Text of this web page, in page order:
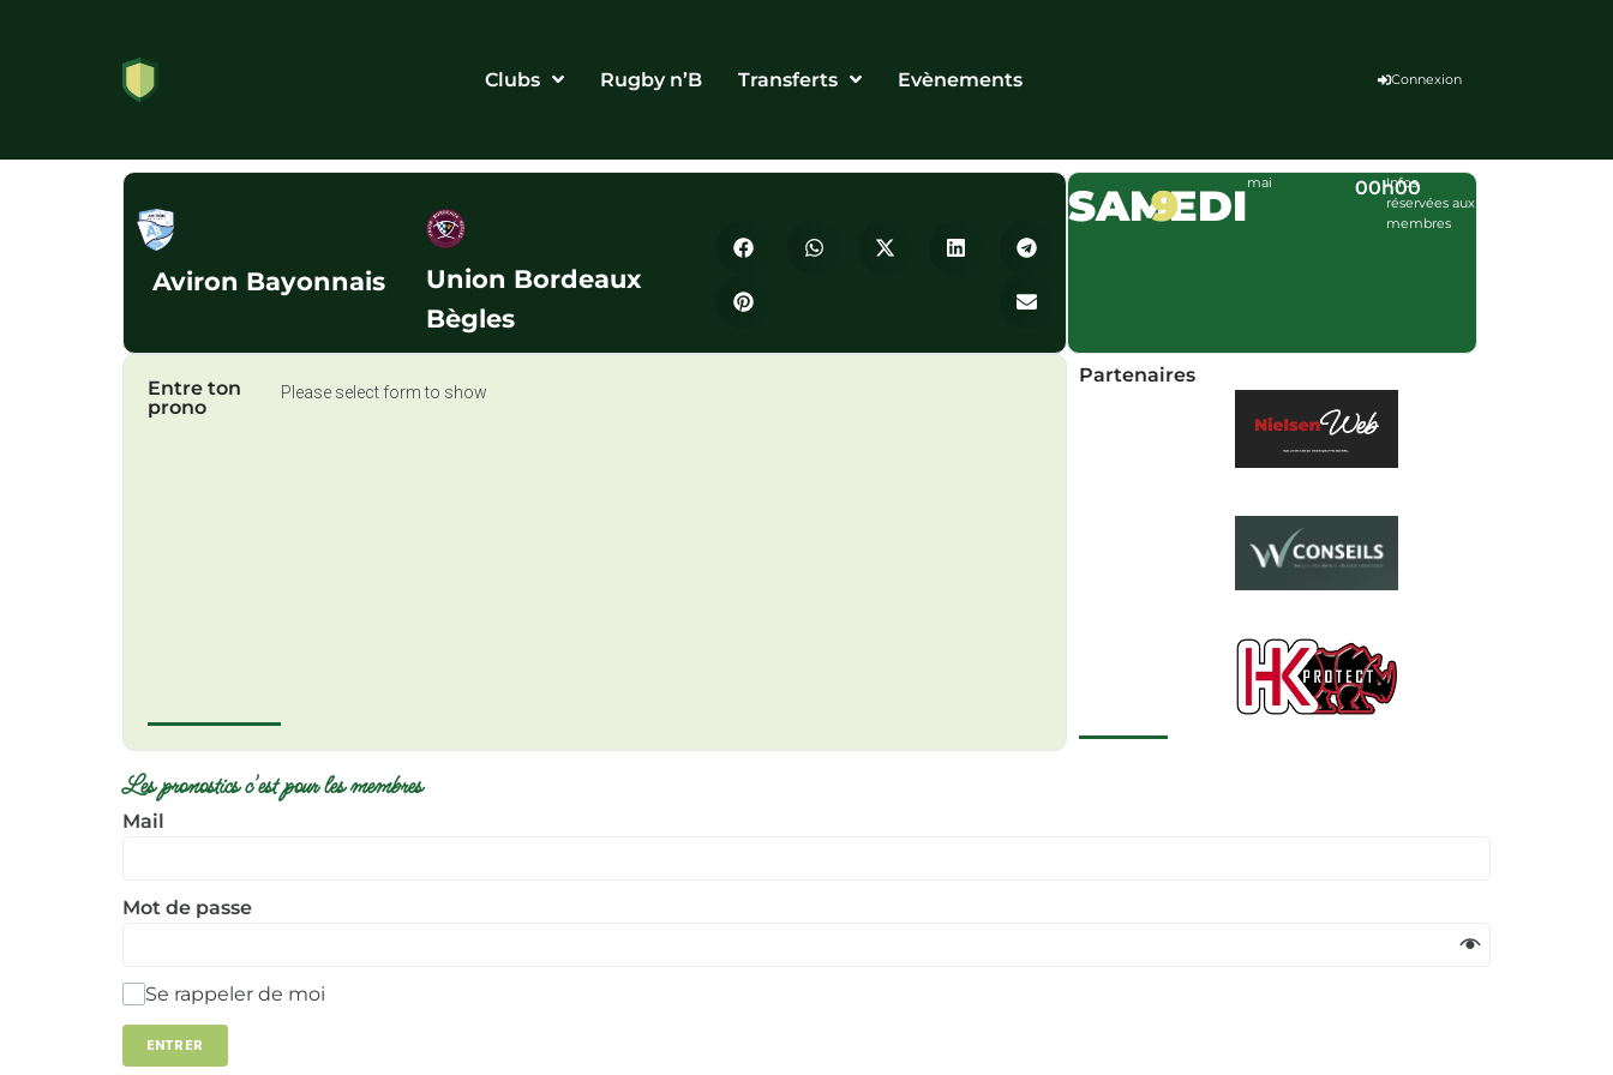
Clubs Rugby n’B Transferts Evènements Connexion
Aviron Bayonnais
Union Bordeaux
Bègles
SAMEDI
9 mai 00h00
Infos
réservées aux
membres
Entre ton
prono
Please select form to show
Partenaires
Les pronostics c'est pour les membres
Mail
Mot de passe
Se rappeler de moi
ENTRER